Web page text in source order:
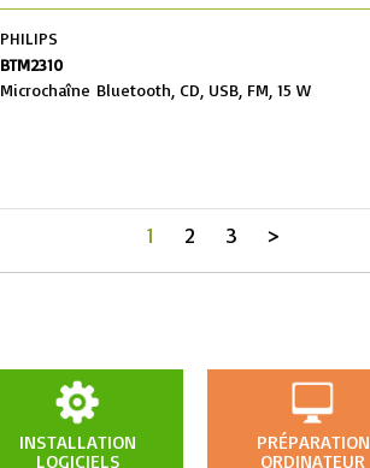
PHILIPS
BTM2310
Microchaîne Bluetooth, CD, USB, FM, 15 W
1 2 3 >
INSTALLATION
LOGICIELS
PRÉPARATION
ORDINATEUR